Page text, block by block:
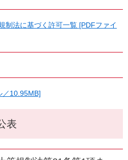
制法に基づく許可一覧 [PDFファイ
／10.95MB]
表